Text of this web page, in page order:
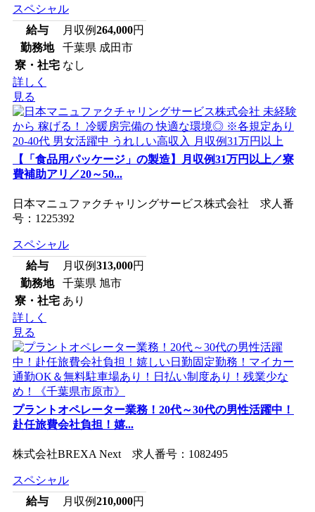
スペシャル
給与
月収例264,000円
勤務地
千葉県 成田市
寮・社宅 なし
詳しく
見る
【「食品用パッケージ」の製造】月収例31万円以上／寮
費補助アリ／20～50...
日本マニュファクチャリングサービス株式会社 求人番
号：1225392
スペシャル
給与
月収例313,000円
勤務地
千葉県 旭市
寮・社宅 あり
詳しく
見る
プラントオペレーター業務！20代～30代の男性活躍中！
赴任旅費会社負担！嬉...
株式会社BREXA Next 求人番号：1082495
スペシャル
給与
月収例210,000円